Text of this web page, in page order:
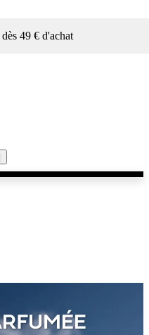
dès 49 € d'achat